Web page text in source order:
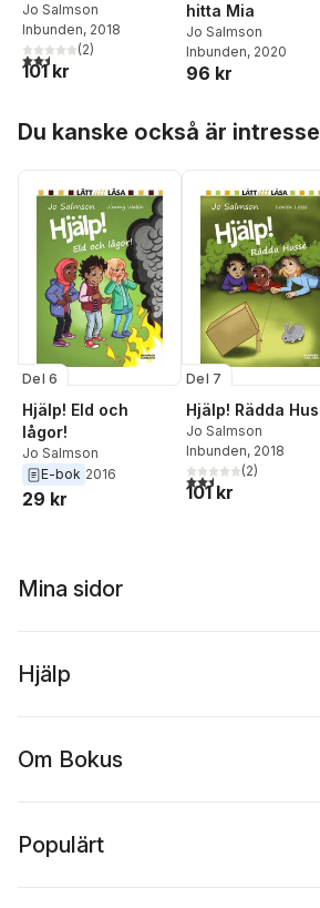
Jo Salmson
Inbunden, 2018
2,5utav 5 stjärnor. Totalt antal röster:
(2)
101 kr
hitta Mia
Jo Salmson
Inbunden, 2020
96 kr
Du kanske också är
Del 6
Hjälp! Eld och
lågor!
Jo Salmson
E-bok 2016
29 kr
Del 7
Hjälp! Rädda
Jo Salmson
Inbunden, 2018
2,5utav 5 stjärnor.
(2)
101 kr
Mina sidor
Hjälp
Om Bokus
Populärt